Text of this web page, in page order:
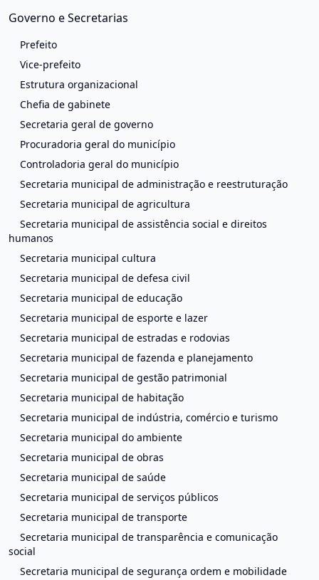
Governo e Secretarias
Prefeito
Vice-prefeito
Estrutura organizacional
Chefia de gabinete
Secretaria geral de governo
Procuradoria geral do município
Controladoria geral do município
Secretaria municipal de administração e reestruturação
Secretaria municipal de agricultura
Secretaria municipal de assistência social e direitos
humanos
Secretaria municipal cultura
Secretaria municipal de defesa civil
Secretaria municipal de educação
Secretaria municipal de esporte e lazer
Secretaria municipal de estradas e rodovias
Secretaria municipal de fazenda e planejamento
Secretaria municipal de gestão patrimonial
Secretaria municipal de habitação
Secretaria municipal de indústria, comércio e turismo
Secretaria municipal do ambiente
Secretaria municipal de obras
Secretaria municipal de saúde
Secretaria municipal de serviços públicos
Secretaria municipal de transporte
Secretaria municipal de transparência e comunicação
social
Secretaria municipal de segurança ordem e mobilidade